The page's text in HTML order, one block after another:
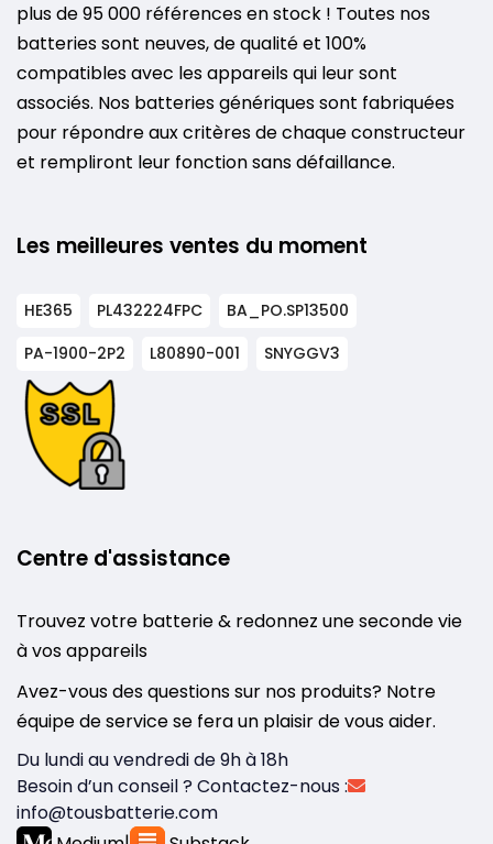
plus de 95 000 références en stock ! Toutes nos
batteries sont neuves, de qualité et 100%
compatibles avec les appareils qui leur sont
associés. Nos batteries génériques sont fabriquées
pour répondre aux critères de chaque constructeur
et rempliront leur fonction sans défaillance.
Les meilleures ventes du moment
HE365 PL432224FPC
BA_PO.SP13500
PA-1900-2P2
L80890-001 SNYGGV3
Centre d'assistance
Trouvez votre batterie & redonnez une seconde vie
à vos appareils
Avez-vous des questions sur nos produits? Notre
équipe de service se fera un plaisir de vous aider.
Du lundi au vendredi de 9h à 18h
Besoin d’un conseil ? Contactez-nous :
info@tousbatterie.com